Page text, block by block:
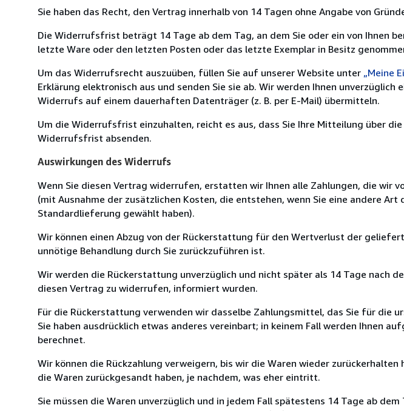
Sie haben das Recht, den Vertrag innerhalb von 14 Tagen ohne Angabe von
Die Widerrufsfrist beträgt 14 Tage ab dem Tag, an dem Sie oder ein von Ihnen
letzte Ware oder den letzten Posten oder das letzte Exemplar in Besitz
Um das Widerrufsrecht auszuüben, füllen Sie auf unserer Website unter „Meine
Erklärung elektronisch aus und senden Sie sie ab. Wir werden Ihnen unverzüglich
Widerrufs auf einem dauerhaften Datenträger (z. B. per E-Mail) übermitteln.
Um die Widerrufsfrist einzuhalten, reicht es aus, dass Sie Ihre Mitteilung über
Widerrufsfrist absenden.
Auswirkungen des Widerrufs
Wenn Sie diesen Vertrag widerrufen, erstatten wir Ihnen alle Zahlungen, die wir
(mit Ausnahme der zusätzlichen Kosten, die entstehen, wenn Sie eine andere
Standardlieferung gewählt haben).
Wir können einen Abzug von der Rückerstattung für den Wertverlust der
unnötige Behandlung durch Sie zurückzuführen ist.
Wir werden die Rückerstattung unverzüglich und nicht später als 14 Tage nach
diesen Vertrag zu widerrufen, informiert wurden.
Für die Rückerstattung verwenden wir dasselbe Zahlungsmittel, das Sie für die
Sie haben ausdrücklich etwas anderes vereinbart; in keinem Fall werden Ihnen
berechnet.
Wir können die Rückzahlung verweigern, bis wir die Waren wieder zurückerhalten
die Waren zurückgesandt haben, je nachdem, was eher eintritt.
Sie müssen die Waren unverzüglich und in jedem Fall spätestens 14 Tage ab